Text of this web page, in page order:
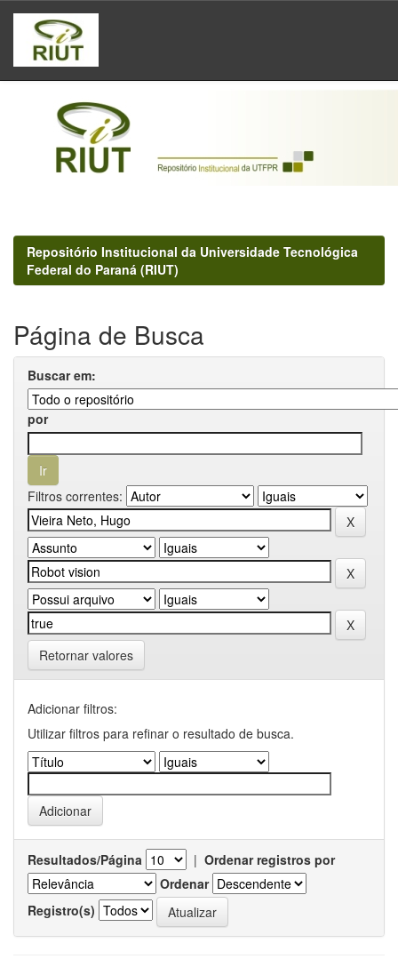
Skip
navigation
Repositório Institucional da Universidade Tecnológica
Federal do Paraná (RIUT)
Página de Busca
Buscar em:
por
Filtros correntes:
Retornar valores
Adicionar filtros:
Utilizar filtros para refinar o resultado de busca.
Resultados/Página | Ordenar registros por
Ordenar
Registro(s)